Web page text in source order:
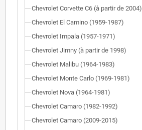
Chevrolet Corvette C6 (à partir de 2004)
Chevrolet El Camino (1959-1987)
Chevrolet Impala (1957-1971)
Chevrolet Jimny (à partir de 1998)
Chevrolet Malibu (1964-1983)
Chevrolet Monte Carlo (1969-1981)
Chevrolet Nova (1964-1981)
Chevrolet Camaro (1982-1992)
Chevrolet Camaro (2009-2015)